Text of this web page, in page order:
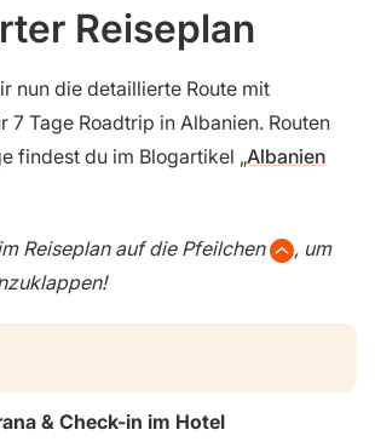
Reiseplan
nun die detaillierte Route mit
7 Tage Roadtrip in Albanien. Routen
findest du im Blogartikel „Albanien
Reiseplan auf die Pfeilchen
, um
& Check-in im Hotel